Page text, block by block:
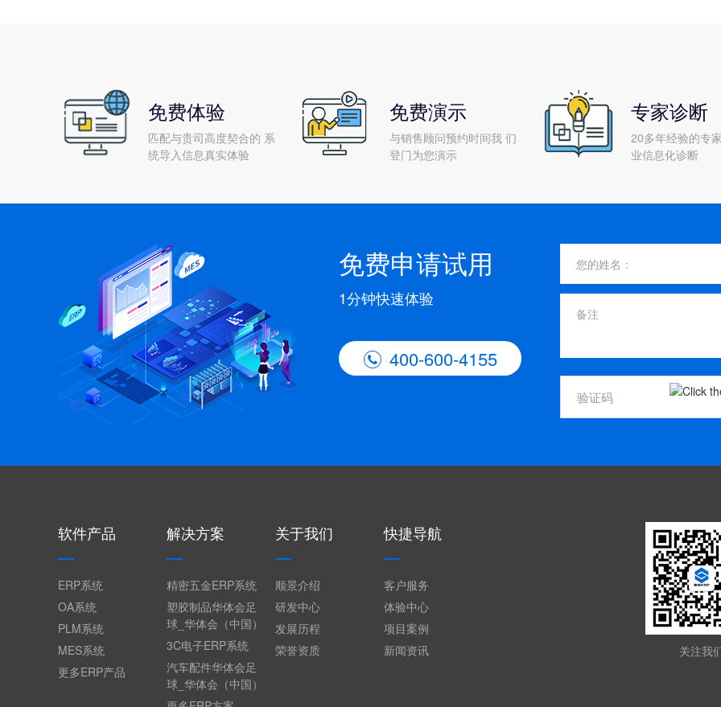
免费体验
匹配与贵司高度契合的 系
统导入信息真实体验
免费演示
与销售顾问预约时间我 们
登门为您演示
专家诊断
20多年经验的专
业信息化诊断
免费申请试用
1分钟快速体验
 400-600-4155
软件产品
ERP系统
OA系统
PLM系统
MES系统
更多ERP产品
解决方案
精密五金ERP系统
塑胶制品华体会足
球_华体会（中国）
3C电子ERP系统
汽车配件华体会足
球_华体会（中国）
关于我们
顺景介绍
研发中心
发展历程
荣誉资质
快捷导航
客户服务
体验中心
项目案例
新闻资讯
关注我